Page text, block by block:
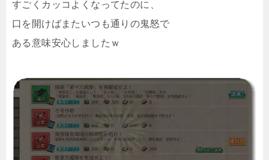
すごくカッコよくなってたのに、
口を開けばまたいつも通りの鬼怒で
ある意味安心しましたｗ